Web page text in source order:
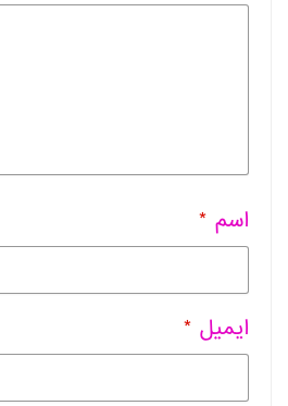
اسم *
ایمیل *